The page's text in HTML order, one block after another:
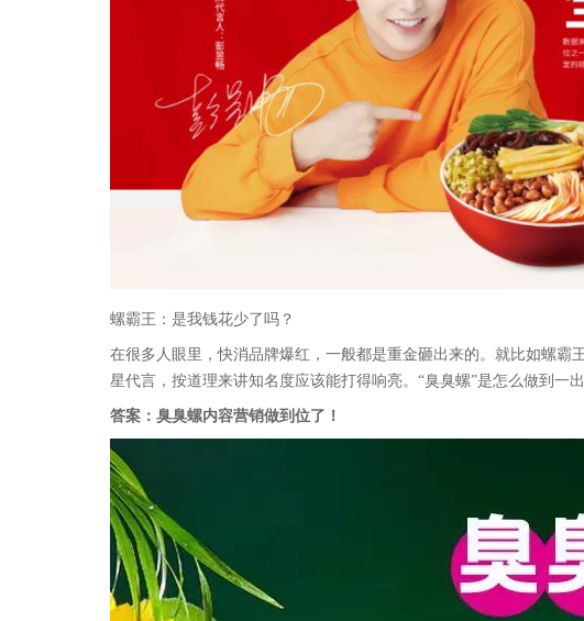
螺霸王：是我钱花少了吗？
在很多人眼里，快消品牌爆红，一般都是重金砸出来的。就比如螺
星代言，按道理来讲知名度应该能打得响亮。“臭臭螺”是怎么做到一
答案：臭臭螺内容营销做到位了！